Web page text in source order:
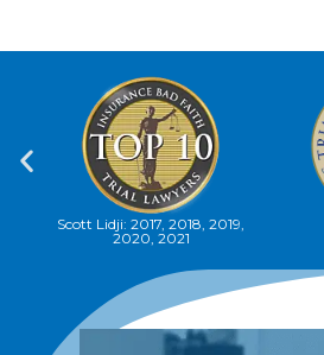
Scott Lidji, 2012